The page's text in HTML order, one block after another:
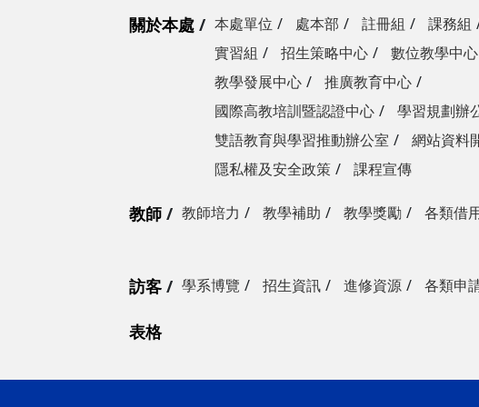
關於本處 本處單位 處本部 註冊組 課務組
實習組
招生策略中心
數位教學中心
教學發展中心
推廣教育中心
國際高教培訓暨認證中心
學習規劃辦
雙語教育與學習推動辦公室
網站資料
隱私權及安全政策
課程宣傳
教師 教師培力 教學補助 教學獎勵 各類借
訪客 學系博覽 招生資訊 進修資源 各類申
表格